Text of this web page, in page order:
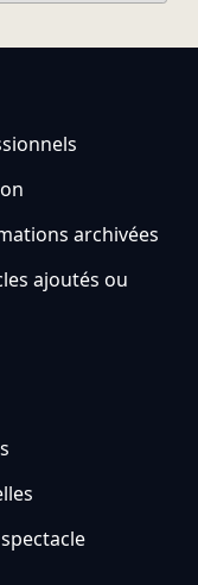
archivées
ajoutés ou